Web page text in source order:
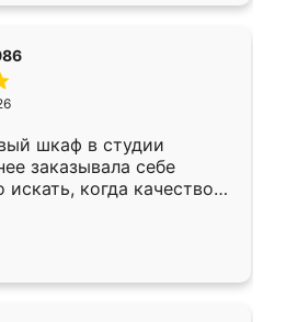
шкаф в студии
заказывала себе
когда качеством
кухня уже почти
нет.